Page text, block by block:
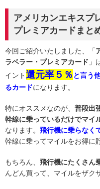
アメリカンエキスプ
プレミアカードまと
今回ご紹介いたしました、「
ラベラー・プレミアカード 」
イント還元率５％ と言う
るカードになります。
特にオススメなのが、 普段出
幹線に乗っているだけでマイ
なります。 飛行機に乗らなく
幹線に乗ってマイルをお得に
もちろん、 飛行機にたくさん
んどん買って、マイルをザク